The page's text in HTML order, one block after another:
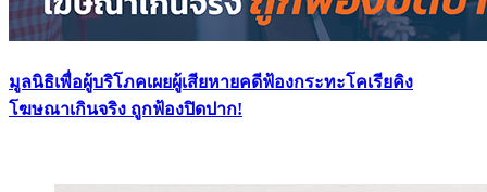
มูลนิธิเพื่อผู้บริโภคเผยผู้เสียหายคดีฟ้องกระทะโคเรียคิง
โฆษณาเกินจริง ถูกฟ้องปิดปาก!